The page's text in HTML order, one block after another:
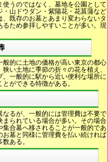
うのではなく、墓地を公園として
山ドウダン・紫陽花・花菖蒲など
既存のお墓とあまり変わらないタ
ため参拝しやすいことが多い。現
的に土地の価格が高い東京の都心
い土地に季節の折々の花を植え、
一般的に駅から近い便利な場所に
ができる特徴がある。
るが、一般的には管理費は不要で
られている場合が多い。その場合
合墓へ移されることが一般的であ
墓と同様に管理費を払い続ければ
ある。